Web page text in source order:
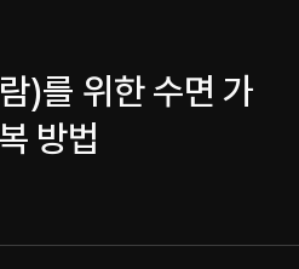
)를 위한 수면 가
방법